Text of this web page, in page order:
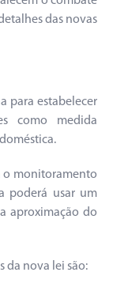
das novas
para estabelecer
como medida
o monitoramento
poderá usar um
aproximação do
da nova lei são: